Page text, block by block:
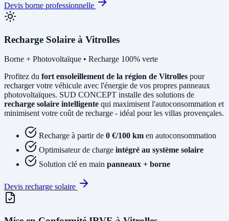
Devis borne professionnelle
Recharge Solaire à Vitrolles
Borne + Photovoltaïque • Recharge 100% verte
Profitez du fort ensoleillement de la région de Vitrolles pour
recharger votre véhicule avec l'énergie de vos propres panneaux
photovoltaïques. SUD CONCEPT installe des solutions de
recharge solaire intelligente qui maximisent l'autoconsommation et
minimisent votre coût de recharge - idéal pour les villas provençales.
Recharge à partir de 0 €/100 km en autoconsommation
Optimisateur de charge intégré au système solaire
Solution clé en main panneaux + borne
Devis recharge solaire